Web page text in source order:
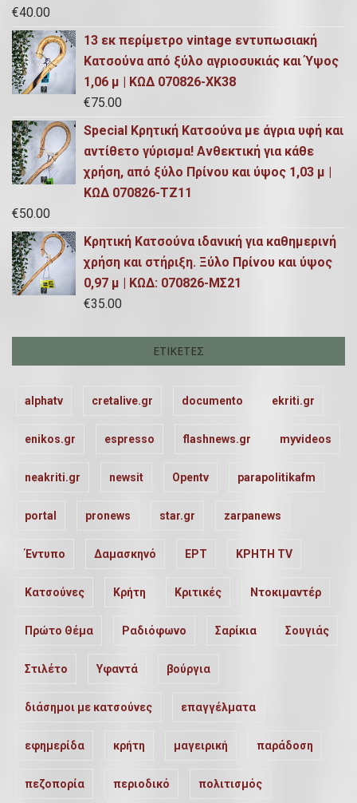
€40.00
13 εκ περίμετρο vintage εντυπωσιακή
Κατσούνα από ξύλο αγριοσυκιάς και Ύψος
1,06 μ | ΚΩΔ 070826-ΧΚ38
€75.00
Special Κρητική Κατσούνα με άγρια υφή και
αντίθετο γύρισμα! Ανθεκτική για κάθε
χρήση, από ξύλο Πρίνου και ύψος 1,03 μ |
ΚΩΔ 070826-ΤΖ11
€50.00
Κρητική Κατσούνα ιδανική για καθημερινή
χρήση και στήριξη. Ξύλο Πρίνου και ύψος
0,97 μ | ΚΩΔ: 070826-ΜΣ21
€35.00
ΕΤΙΚΈΤΕΣ
alphatv cretalive.gr documento ekriti.gr
enikos.gr espresso flashnews.gr myvideos
neakriti.gr newsit Opentv parapolitikafm
portal pronews star.gr zarpanews
Έντυπο Δαμασκηνό ΕΡΤ ΚΡΗΤΗ TV
Κατσούνες Κρήτη Κριτικές Ντοκιμαντέρ
Πρώτο Θέμα Ραδιόφωνο Σαρίκια Σουγιάς
Στιλέτο Υφαντά βούργια
διάσημοι με κατσούνες επαγγέλματα
εφημερίδα κρήτη μαγειρική παράδοση
πεζοπορία περιοδικό πολιτισμός